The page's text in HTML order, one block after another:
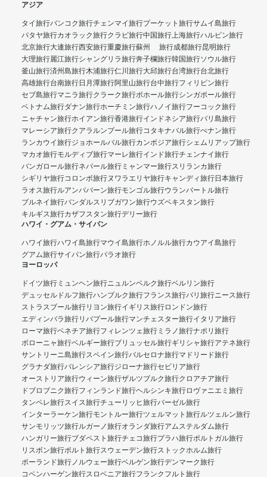
アジア
タイ旅行バンコク旅行チェンマイ旅行プーケット旅行サムイ島旅行
パタヤ旅行カオラック旅行クラビ旅行中国旅行上海旅行ハルビン旅行
北京旅行大連旅行西安旅行重慶旅行蘇州 旅行成都旅行昆明旅行
大理旅行麗江旅行シャングリラ旅行奔子欄旅行韓国旅行ソウル旅行
釜山旅行済州島旅行木浦旅行仁川旅行大邱旅行台湾旅行台北旅行
高雄旅行台南旅行日月潭旅行阿里山旅行台中旅行フィリピン旅行
セブ島旅行マニラ旅行クラーク旅行ボホール旅行シンガポール旅行
ベトナム旅行ダナン旅行ホーチミン旅行ハノイ旅行フーコック旅行
ニャチャン旅行ホイアン旅行香港旅行インドネシア旅行バリ島旅行
マレーシア旅行クアラルンプール旅行コタキナバル旅行ぺナン旅行
ランカウイ旅行ジョホールバル旅行カンボジア旅行シェムリアップ旅行
マカオ旅行モルディブ旅行マーレ旅行インド旅行チェンナイ旅行
バンガロール旅行ネパール旅行 ミャンマー旅行スリランカ旅行
シギリヤ旅行コロンボ旅行ヌワラエリヤ旅行キャンディ旅行日本旅行
ラオス旅行ルアンパバーン旅行モンゴル旅行ウランバートル旅行
ブルネイ旅行バンダルスリブガワン旅行ウズベキスタン旅行
キルギス旅行カザフスタン旅行デリー旅行
ハワイ・グアム・サイパン
ハワイ旅行ハワイ島旅行マウイ島旅行ホノルル旅行カウアイ島旅行
グアム旅行サイパン旅行パラオ旅行
ヨーロッパ
ドイツ旅行 ミュンヘン旅行ニュルンベルク旅行ベルリン旅行
デュッセルドルフ旅行ハンブルク旅行フランス旅行パリ旅行ニース旅行
ストラスブール旅行リヨン旅行イギリス旅行ロンドン旅行
エディンバラ旅行リバプール旅行マンチェスター旅行イタリア旅行
ローマ旅行ベネチア旅行フィレンツェ旅行 ミラノ旅行ナポリ旅行
ボローニャ旅行ベルギー旅行ブリュッセル旅行ギリシャ旅行アテネ旅行
サントリーニ島旅行スペイン旅行バルセロナ旅行マドリード旅行
グラナダ旅行バレンシア旅行ジローナ旅行セビリア旅行
オーストリア旅行ウィーン旅行ザルツブルク旅行クロアチア旅行
ドブロブニク旅行フィンランド旅行ヘルシンキ旅行ロヴァニエミ旅行
タンペレ旅行スイス旅行チューリッヒ旅行バーゼル旅行
インターラーケン旅行モントルー旅行ツェルマット旅行ルツェルン旅行
サンモリッツ旅行ルガーノ旅行オランダ旅行アムステルダム旅行
ハンガリー旅行ブダペスト旅行チェコ旅行プラハ旅行ポルトガル旅行
リスボン旅行ポルト旅行スウェーデン旅行ストックホルム旅行
ポーランド旅行ノルウェー旅行ベルゲン旅行デンマーク旅行
コペンハーゲン旅行スロベニア旅行フランクフルト旅行